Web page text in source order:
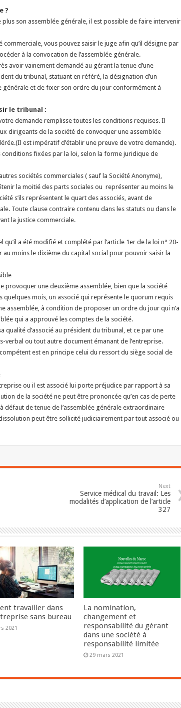
?
plus son assemblée générale, il est possible de faire intervenir
commerciale, vous pouvez saisir le juge afin qu’il désigne par
à la convocation de l’assemblée générale.
avoir vainement demandé au gérant la tenue d’une
du tribunal, statuant en référé, la désignation d’un
générale et de fixer son ordre du jour conformément à
le tribunal :
demande remplisse toutes les conditions requises. Il
dirigeants de la société de convoquer une assemblée
est impératif d’établir une preuve de votre demande).
fixées par la loi, selon la forme juridique de
sociétés commerciales ( sauf la Société Anonyme),
la moitié des parts sociales ou représenter au moins le
s’ils représentent le quart des associés, avant de
Toute clause contraire contenu dans les statuts ou dans le
la justice commerciale.
qu’il a été modifié et complété par l’article 1er de la loi n° 20-
moins le dixième du capital social pour pouvoir saisir la
provoquer une deuxième assemblée, bien que la société
quelques mois, un associé qui représente le quorum requis
assemblée, à condition de proposer un ordre du jour qui n’a
qui a approuvé les comptes de la société.
qualité d’associé au président du tribunal, et ce par une
verbal ou tout autre document émanant de l’entreprise.
est en principe celui du ressort du siège social de
ou il est associé lui porte préjudice par rapport à sa
de la société ne peut être prononcée qu’en cas de perte
défaut de tenue de l’assemblée générale extraordinaire
peut être sollicité judiciairement par tout associé ou
Next
Service médical du travail: Les
modalités d’application de l’article
327
travailler dans
sans bureau
2021
La nomination,
changement et
responsabilité du gérant
dans une société à
responsabilité limitée
29 mars 2021